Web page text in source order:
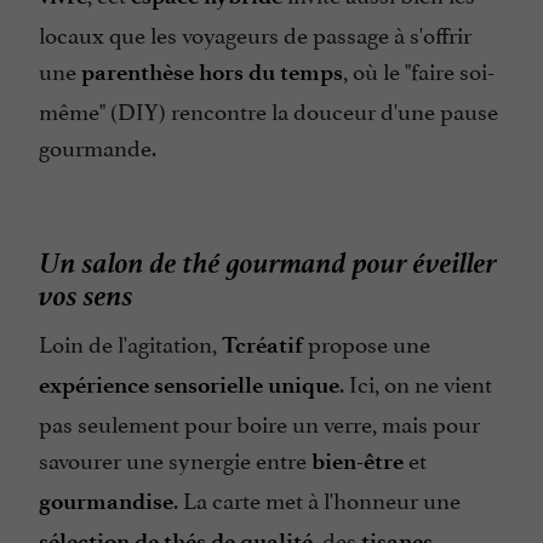
locaux que les voyageurs de passage à s'offrir
uneparenthèse hors du temps, où le "faire soi-
même" (DIY) rencontre la douceur d'une pause
gourmande.
Un salon de thé gourmand pour éveiller
vos sens
Loin de l'agitation, Tcréatifpropose une
expérience sensorielle unique. Ici, on ne vient
pas seulement pour boire un verre, mais pour
savourer une synergie entrebien-être et
gourmandise. La carte met à l'honneur une